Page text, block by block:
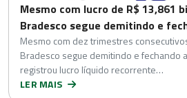
Mesmo com lucro de R$ 13,861
Bradesco segue demitindo e
Mesmo com dez trimestres
Bradesco segue demitindo e fechando
registrou lucro líquido recorrente…
LER MAIS